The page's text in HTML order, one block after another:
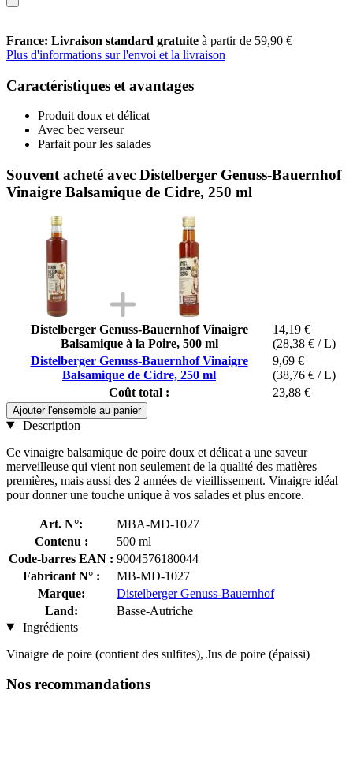
France: Livraison standard gratuite à partir de 59,90 €
Plus d'informations sur l'envoi et la livraison
Caractéristiques et avantages
Produit doux et délicat
Avec bec verseur
Parfait pour les salades
Souvent acheté avec Distelberger Genuss-Bauernhof
Vinaigre Balsamique de Cidre, 250 ml
Distelberger Genuss-Bauernhof Vinaigre
Balsamique à la Poire, 500 ml
14,19 €
(28,38 € / L)
Distelberger Genuss-Bauernhof Vinaigre
Balsamique de Cidre, 250 ml
9,69 €
(38,76 € / L)
Coût total :
23,88 €
Ajouter l'ensemble au panier
Description
Ce vinaigre balsamique de poire doux et délicat a une saveur
merveilleuse qui vient non seulement de la qualité des matières
premières, mais aussi des 2 années de vieillissement. Vinaigre idéal
pour donner une touche unique à vos salades et plus encore.
Art. N°:
MBA-MD-1027
Contenu :
500 ml
Code-barres EAN : 9004576180044
Fabricant N° :
MB-MD-1027
Marque:
Distelberger Genuss-Bauernhof
Land:
Basse-Autriche
Ingrédients
Vinaigre de poire (contient des sulfites), Jus de poire (épaissi)
Nos recommandations